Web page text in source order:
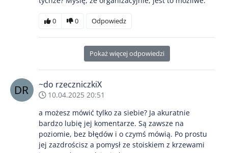
0 0 Odpowiedz
Pokaż więcej odpowiedzi
~do rzeczniczkiX
10.04.2025 20:51
a możesz mówić tylko za siebie? Ja akuratnie
bardzo lubię jej komentarze. Są zawsze na
poziomie, bez błędów i o czymś mówią. Po prostu
jej zazdrościsz a pomysł ze stoiskiem z krzewami